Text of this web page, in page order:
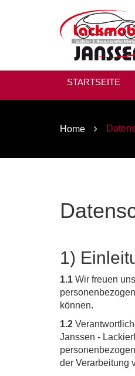
STARTSEITE
Home
1)
1.1 Wir freuen
können.
1.2
Janssen -
der Verarbeitung